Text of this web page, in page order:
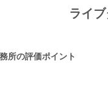
ライ
所の評価ポイント